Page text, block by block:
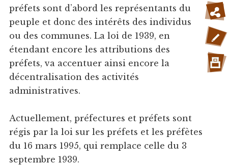
préfets sont d’abord les représentants du
peuple et donc des intérêts des individus
ou des communes. La loi de 1939, en
étendant encore les attributions des
préfets, va accentuer ainsi encore la
décentralisation des activités
administratives.
Actuellement, préfectures et préfets sont
régis par la loi sur les préfets et les préfètes
du 16 mars 1995, qui remplace celle du 3
septembre 1939.